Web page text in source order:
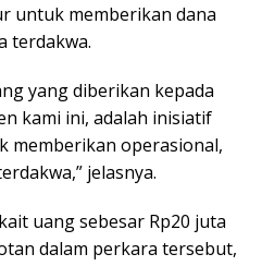
untuk memberikan dana
terdakwa.
yang diberikan kepada
kami ini, adalah inisiatif
memberikan operasional,
jelasnya.
uang sebesar Rp20 juta
dalam perkara tersebut,